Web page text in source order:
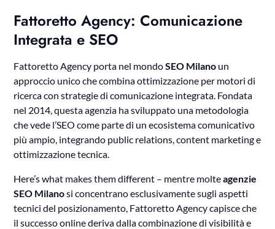
Fattoretto Agency: Comunicazione
Integrata e SEO
Fattoretto Agency porta nel mondoSEO Milano un
approccio unico che combina ottimizzazione per motori di
ricerca con strategie di comunicazione integrata. Fondata
nel 2014, questa agenzia ha sviluppato una metodologia
che vede l’SEO come parte di un ecosistema comunicativo
più ampio, integrando public relations, content marketing e
ottimizzazione tecnica.
Here’s what makes them different – mentre molteagenzie
SEO Milanosi concentrano esclusivamente sugli aspetti
tecnici del posizionamento, Fattoretto Agency capisce che
il successo online deriva dalla combinazione di visibilità e